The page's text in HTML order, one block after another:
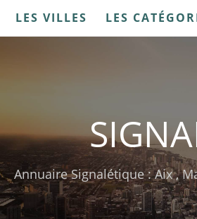
LES VILLES LES
Annuaire Signalétique : Aix ,